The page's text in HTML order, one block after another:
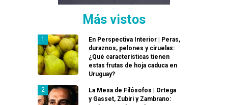
Más vistos
En Perspectiva Interior | Peras,
duraznos, pelones y ciruelas:
¿Qué características tienen
estas frutas de hoja caduca en
Uruguay?
La Mesa de Filósofos | Ortega
y Gasset, Zubiri y Zambrano: